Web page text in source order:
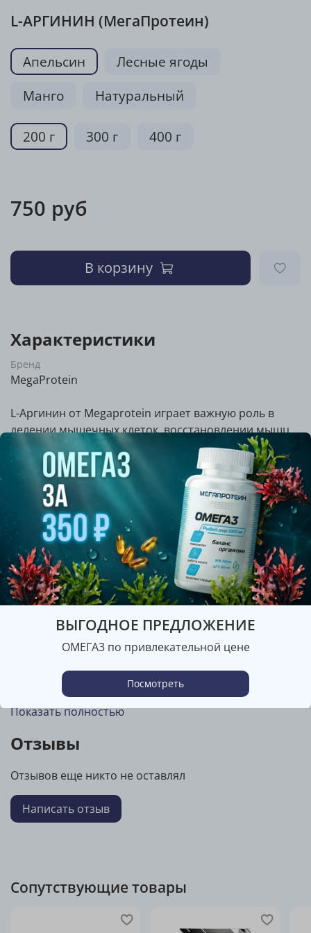
L-АРГИНИН (МегаПротеин)
Апельсин
Лесные ягоды
Манго
Натуральный
200 г 300 г 400 г
750 руб
В корзину
Характеристики
Бренд
MegaProtein
L-Аргинин от Megaprotein играет важную роль в
делении мышечных клеток, восстановлении мышц
после тренировок, заживлении травм, удалении
шлаков, иммунной системе, а также увеличивает
продукцию соматотропного гормона.
Описание
Внимание: дизайн упаковки обновляется. В ближайшее
время вам может прийти товар в упаковке старого или
нового образца. Содержимое 100% идентичное!
Аргинин (или L-Аргинин) — условно незаменимая алифатическая
переносчик. Аргинин снабжает азотом систему ферментов,
называемых NO-синтазами, которые синтезируют NO, — или
сосудов артериального русла, от которого зависит артериальное
давление. При недостатке аргинина и недостаточной активности
NO-синтаз артериальное давление возрастает. Структура
выведения из организма конечного азота, то есть продукта
(орнитин — цитруллин — аргинин) зависит способность
организма создавать мочевину и очищаться от белковых
массы и уменьшению жиров при адекватной физической
полезных свойств которого было удостоено Нобелевской премии
Показать полностью
Отзывы
Отзывов еще никто не оставлял
Написать отзыв
Сопутствующие товары
ВЫГОДНОЕ ПРЕДЛОЖЕНИЕ
ОМЕГА3 по привлекательной цене
Посмотреть